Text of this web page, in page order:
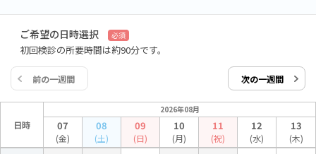
ご希望の日時選択 必須
初回検診の所要時間は約90分です。
前の一週間 次の一週間
日時
2026年08月
07
(金)
08
(土)
09
(日)
10
(月)
11
(祝)
12
(水)
13
(木)